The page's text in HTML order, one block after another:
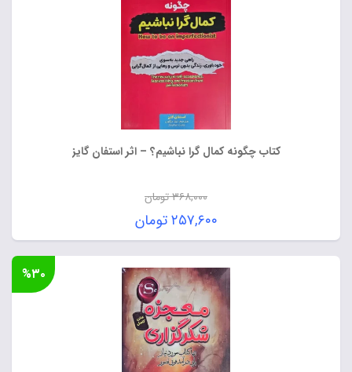
کتاب چگونه کمال‌ گرا نباشیم؟ – اثر استفان گایز
۳۶۸,۰۰۰تومان
قیمت
اصلی:
۳۶۸,۰۰۰ تومان
بود.
۲۵۷,۶۰۰تومان
قیمت
فعلی:
۲۵۷,۶۰۰ تومان.
%۳۰